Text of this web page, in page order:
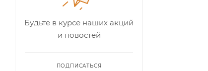
Будьте в курсе наших акций
и новостей
ПОДПИСАТЬСЯ